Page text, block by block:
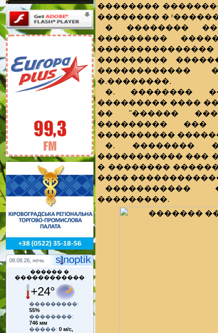
08.08.26, ночь
������ �
������������
+24°
���������:
55%
��������:
746 мм
�����: 0 м/с,
��������
�������� �
� ��������
���������
���������
������������
�.��������.
�. ��������
��������� ����
�� "������
��������� ���
����������
�. ��������
����������� ���
� ��������
����
�����������
���������.